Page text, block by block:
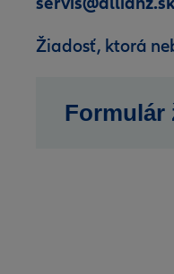
Žiadosť, ktorá
Formulár